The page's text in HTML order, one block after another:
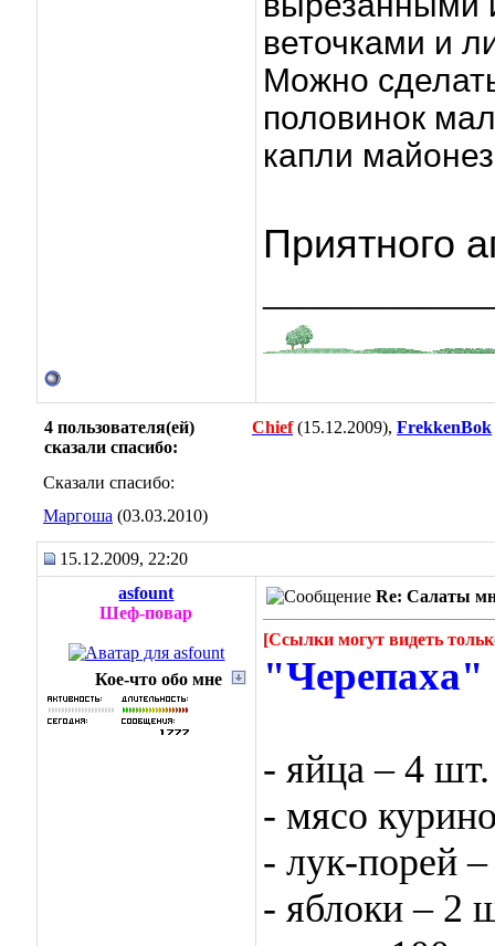
веточками и
Можно
половинок
капли
Приятного
4 пользователя(ей)
сказали cпасибо:
Chief(15.12.2009), FrekkenBok
Сказали спасибо:
Маргоша (03.03.2010)
15.12.2009, 22:20
asfount
Шеф-повар
Кое-что обо мне
Re: Салаты
[Ссылки могут видеть
"Черепаха"
- яйца – 4 шт.
- мясо
- лук-порей
- яблоки – 2